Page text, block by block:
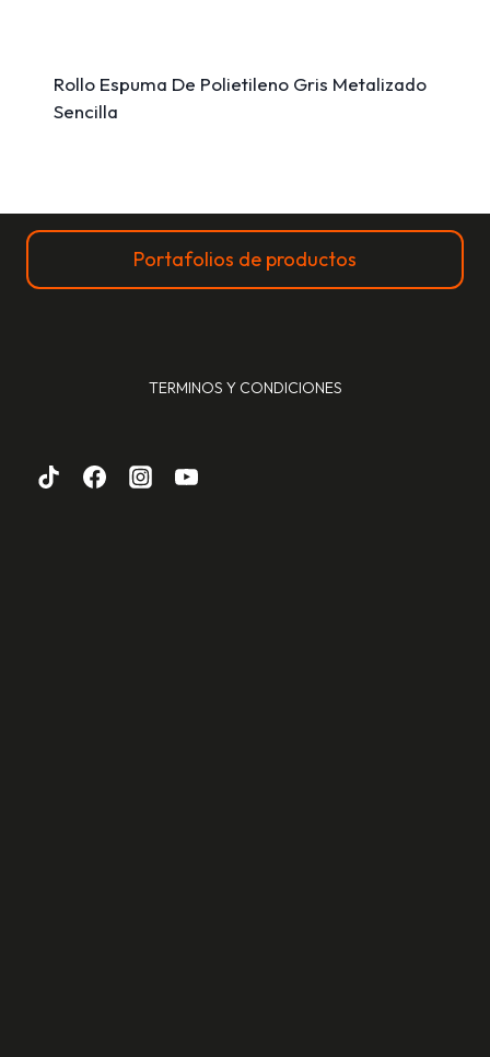
Rollo Espuma De Polietileno Gris Metalizado
Sencilla
Portafolios de productos
TERMINOS Y CONDICIONES